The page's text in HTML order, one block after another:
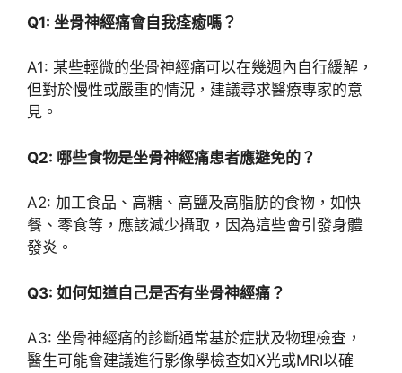
Q1: 坐骨神經痛會自我痊癒嗎？
A1: 某些輕微的坐骨神經痛可以在幾週內自行緩解，
但對於慢性或嚴重的情況，建議尋求醫療專家的意
見。
Q2: 哪些食物是坐骨神經痛患者應避免的？
A2: 加工食品、高糖、高鹽及高脂肪的食物，如快
餐、零食等，應該減少攝取，因為這些會引發身體
發炎。
Q3: 如何知道自己是否有坐骨神經痛？
A3: 坐骨神經痛的診斷通常基於症狀及物理檢查，
醫生可能會建議進行影像學檢查如X光或MRI以確